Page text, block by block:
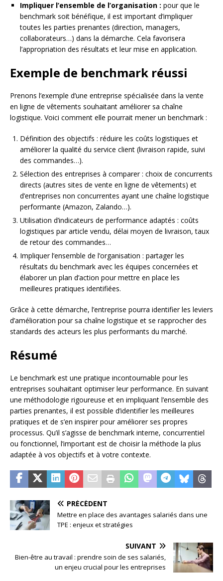
Impliquer l’ensemble de l’organisation : pour que le
benchmark soit bénéfique, il est important d’impliquer
toutes les parties prenantes (direction, managers,
collaborateurs…) dans la démarche. Cela favorisera
l’appropriation des résultats et leur mise en application.
Exemple de benchmark réussi
Prenons l’exemple d’une entreprise spécialisée dans la vente
en ligne de vêtements souhaitant améliorer sa chaîne
logistique. Voici comment elle pourrait mener un benchmark :
Définition des objectifs : réduire les coûts logistiques et
améliorer la qualité du service client (livraison rapide, suivi
des commandes…).
Sélection des entreprises à comparer : choix de concurrents
directs (autres sites de vente en ligne de vêtements) et
d’entreprises non concurrentes ayant une chaîne logistique
performante (Amazon, Zalando…).
Utilisation d’indicateurs de performance adaptés : coûts
logistiques par article vendu, délai moyen de livraison, taux
de retour des commandes…
Impliquer l’ensemble de l’organisation : partager les
résultats du benchmark avec les équipes concernées et
élaborer un plan d’action pour mettre en place les
meilleures pratiques identifiées.
Grâce à cette démarche, l’entreprise pourra identifier les leviers
d’amélioration pour sa chaîne logistique et se rapprocher des
standards des acteurs les plus performants du marché.
Résumé
Le benchmark est une pratique incontournable pour les
entreprises souhaitant optimiser leur performance. En suivant
une méthodologie rigoureuse et en impliquant l’ensemble des
parties prenantes, il est possible d’identifier les meilleures
pratiques et de s’en inspirer pour améliorer ses propres
processus. Qu’il s’agisse de benchmark interne, concurrentiel
ou fonctionnel, l’important est de choisir la méthode la plus
adaptée à vos objectifs et à votre contexte.
PRÉCÉDENT
Mettre en place des avantages salariés dans une
TPE : enjeux et stratégies
SUIVANT
Bien-être au travail : prendre soin de ses salariés,
un enjeu crucial pour les entreprises